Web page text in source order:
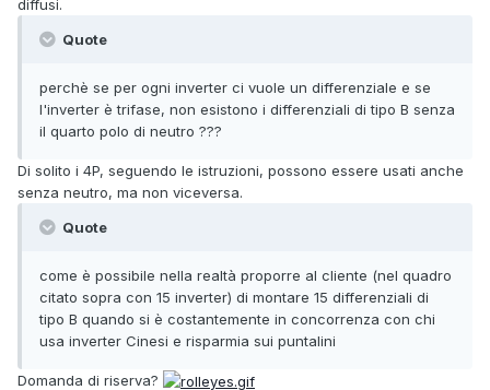
diffusi.
Quote
perchè se per ogni inverter ci vuole un differenziale e se
l'inverter è trifase, non esistono i differenziali di tipo B senza
il quarto polo di neutro ???
Di solito i 4P, seguendo le istruzioni, possono essere usati anche
senza neutro, ma non viceversa.
Quote
come è possibile nella realtà proporre al cliente (nel quadro
citato sopra con 15 inverter) di montare 15 differenziali di
tipo B quando si è costantemente in concorrenza con chi
usa inverter Cinesi e risparmia sui puntalini
Domanda di riserva?